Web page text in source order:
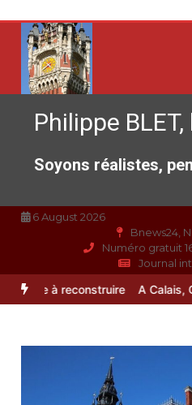
contenu
Philippe BLET,
Soyons réalistes,
6 August 2026
Bnews24,
Numéro gratuit
Journal
à reconstruire A Calais,